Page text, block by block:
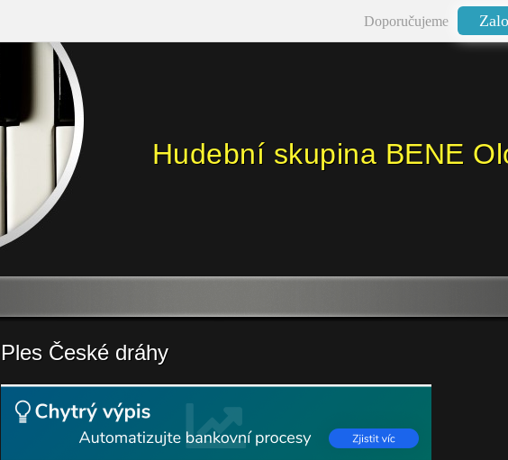
Doporučujeme
Hudební skupina BENE
Ples České dráhy